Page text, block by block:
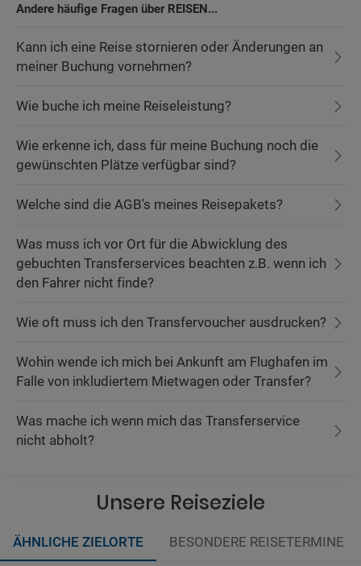
Andere häufige Fragen über REISEN...
Kann ich eine Reise stornieren oder Änderungen an
meiner Buchung vornehmen?
Wie buche ich meine Reiseleistung?
Wie erkenne ich, dass für meine Buchung noch die
gewünschten Plätze verfügbar sind?
Welche sind die AGB's meines Reisepakets?
Was muss ich vor Ort für die Abwicklung des
gebuchten Transferservices beachten z.B. wenn ich
den Fahrer nicht finde?
Wie oft muss ich den Transfervoucher ausdrucken?
Wohin wende ich mich bei Ankunft am Flughafen im
Falle von inkludiertem Mietwagen oder Transfer?
Was mache ich wenn mich das Transferservice
nicht abholt?
Unsere Reiseziele
ÄHNLICHE ZIELORTE BESONDERE REISETERMINE